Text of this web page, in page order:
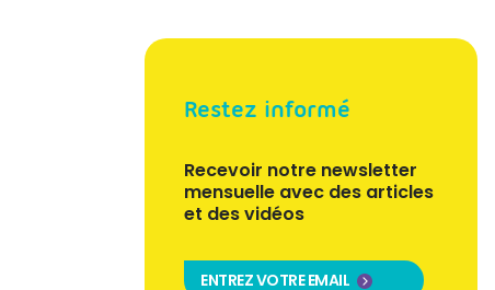
Restez informé
Recevoir notre newsletter
mensuelle avec des articles
et des vidéos
ENTREZ VOTRE EMAIL